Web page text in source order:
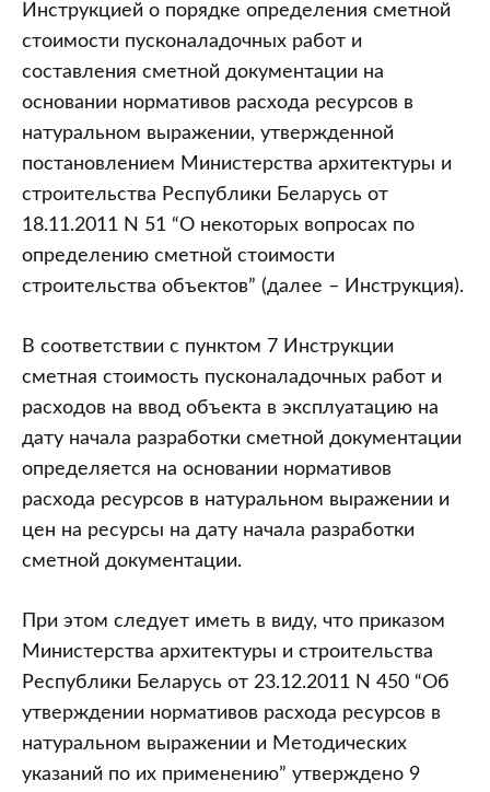
Инструкцией о порядке определения сметной
стоимости пусконаладочных работ и
составления сметной документации на
основании нормативов расхода ресурсов в
натуральном выражении, утвержденной
постановлением Министерства архитектуры и
строительства Республики Беларусь от
18.11.2011 N 51 “О некоторых вопросах по
определению сметной стоимости
строительства объектов” (далее – Инструкция).
В соответствии с пунктом 7 Инструкции
сметная стоимость пусконаладочных работ и
расходов на ввод объекта в эксплуатацию на
дату начала разработки сметной документации
определяется на основании нормативов
расхода ресурсов в натуральном выражении и
цен на ресурсы на дату начала разработки
сметной документации.
При этом следует иметь в виду, что приказом
Министерства архитектуры и строительства
Республики Беларусь от 23.12.2011 N 450 “Об
утверждении нормативов расхода ресурсов в
натуральном выражении и Методических
указаний по их применению” утверждено 9